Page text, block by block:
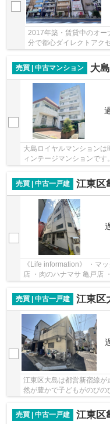
2017年築・賃貸中のオー
分で都心ダイレクトアク
売買 | 中古マンション 大
大島ロイヤルマンション
ィンテージマンションで
です。 近隣には300mもあ
売買 | 中古一戸建
江東区
《Life information》 ・マ
店 ・肉のハナマサ 亀戸店
中央通り商店街 ・カメイ
売買 | 中古一戸建
江東区
江東区大島は都営新宿線が
然が豊かで子どもがのびの
売買 | 中古一戸建
江東区